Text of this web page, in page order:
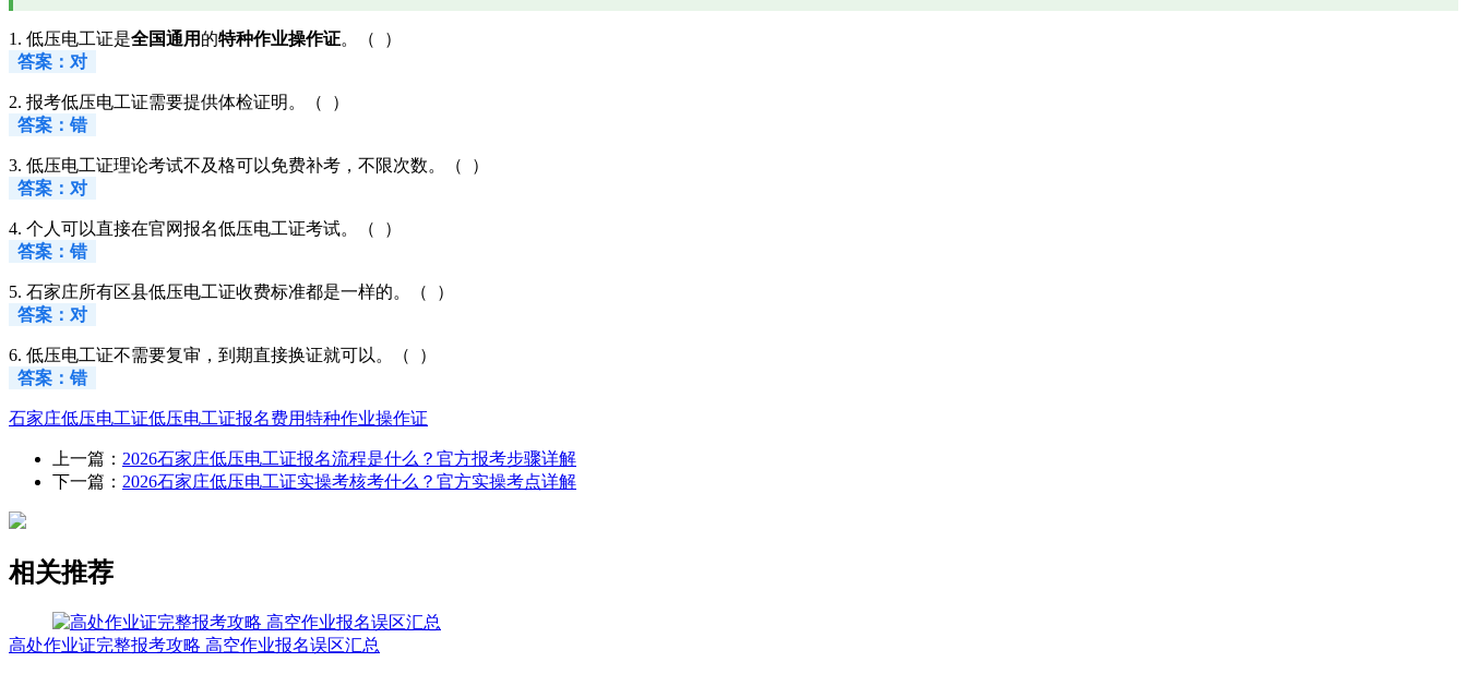
1. 低压电工证是全国通用 的特种作业操作证。（ ）
答案：对
2. 报考低压电工证需要提供体检证明。（ ）
答案：错
3. 低压电工证理论考试不及格可以免费补考，不限次数。（ ）
答案：对
4. 个人可以直接在官网报名低压电工证考试。（ ）
答案：错
5. 石家庄所有区县低压电工证收费标准都是一样的。（ ）
答案：对
6. 低压电工证不需要复审，到期直接换证就可以。（ ）
答案：错
石家庄低压电工证低压电工证报名费用特种作业操作证
上一篇： 2026石家庄低压电工证报名流程是什么？官方报考步骤详解
下一篇： 2026石家庄低压电工证实操考核考什么？官方实操考点详解
相关推荐
高处作业证完整报考攻略 高空作业报名误区汇总